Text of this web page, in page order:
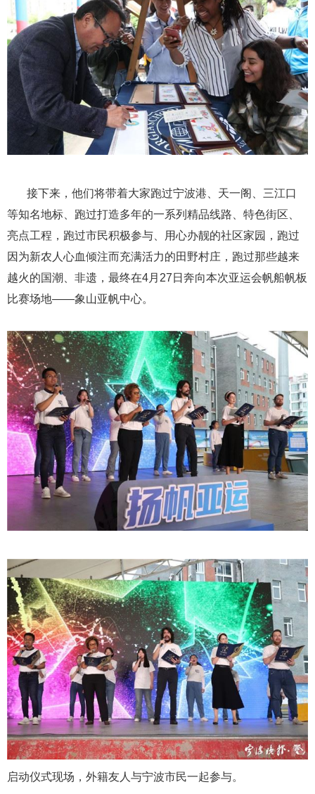
接下来，他们将带着大家跑过宁波港、天一阁、三江口
等知名地标、跑过打造多年的一系列精品线路、特色街区、
亮点工程，跑过市民积极参与、用心办靓的社区家园，跑过
因为新农人心血倾注而充满活力的田野村庄，跑过那些越来
越火的国潮、非遗，最终在4月27日奔向本次亚运会帆船帆板
比赛场地——象山亚帆中心。
启动仪式现场，外籍友人与宁波市民一起参与。